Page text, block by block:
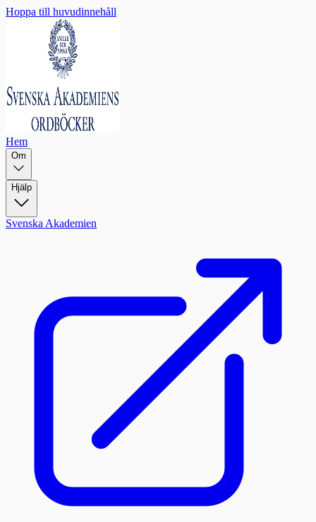
Hoppa till huvudinnehåll
Hem
Om
Hjälp
Svenska Akademien